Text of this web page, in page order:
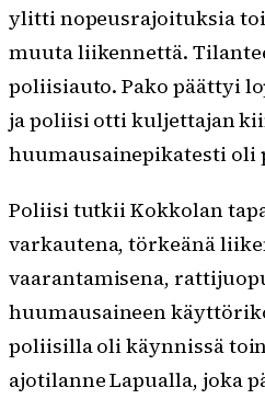
ylitti nopeusrajoituksia
muuta liikennettä.
poliisiauto. Pako päättyi
ja poliisi otti kuljettajan
huumausainepikatesti oli
Poliisi tutkii Kokkolan
varkautena, törkeänä
vaarantamisena,
huumausaineen
poliisilla oli käynnissä
ajotilanne Lapualla, joka